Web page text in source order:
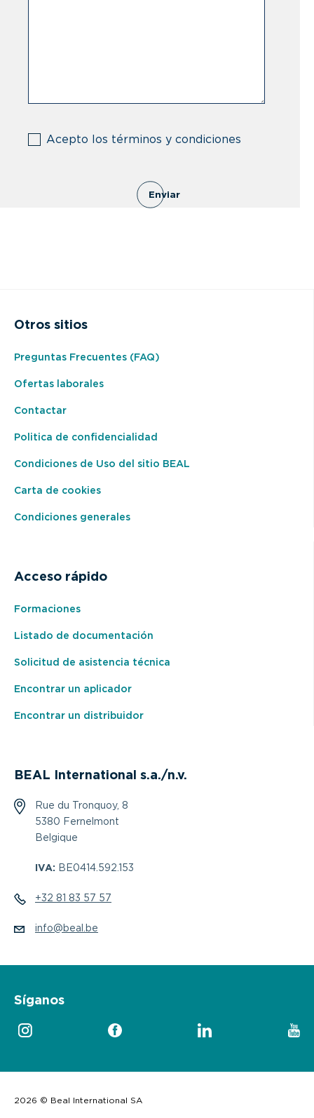
(Obligatorio)
Acepto los términos y condiciones
Enviar
Otros sitios
Preguntas Frecuentes (FAQ)
Ofertas laborales
Contactar
Politica de confidencialidad
Condiciones de Uso del sitio BEAL
Carta de cookies
Condiciones generales
Acceso rápido
Formaciones
Listado de documentación
Solicitud de asistencia técnica
Encontrar un aplicador
Encontrar un distribuidor
BEAL International s.a./n.v.
Rue du Tronquoy, 8
5380 Fernelmont
Belgique
IVA: BE0414.592.153
+32 81 83 57 57
info@beal.be
Síganos
2026 © Beal International SA